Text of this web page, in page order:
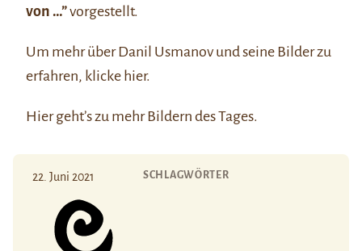
von …”vorgestellt.
Um mehr über Danil Usmanov und seine Bilder zu
erfahren, klicke hier.
Hiergeht’s zu mehr Bildern des Tages.
22. Juni 2021 SCHLAGWÖRTER